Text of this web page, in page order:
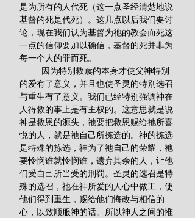
是为所有的人代死（这一点圣经清楚地说
基督的死是代死）。这几点以后我们要讨
论，现在我们认为基督为祂的教会而死这
一点的信仰要加以确信，基督的死并非为
每一个人的罪而死。
的爱有了意义，并且也使圣灵的特别选召
与重生有了意义。我们已经特别强调神在
人得救的事上是有主权的。这意思就是说
神是救恩的源头，祂要把救恩赐给祂所喜
悦的人，就是祂自己所拣选的。神的拣选
是特殊的拣选，神为了祂自己的荣耀，祂
要怜悯谁就怜悯谁，遗弃其余的人，让他
们受自己所当受的刑罚。圣灵的选召是特
殊的选召，祂在神所爱的人心中做工，使
他们得到重生，赐给他们悔改与相信的
心，以致顺服神的话。所以神人之间的惟